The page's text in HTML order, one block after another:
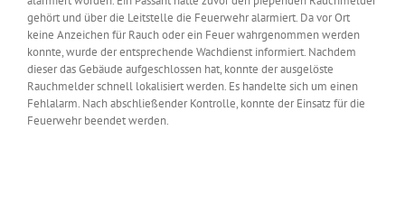
gehört und über die Leitstelle die Feuerwehr alarmiert. Da vor Ort
keine Anzeichen für Rauch oder ein Feuer wahrgenommen werden
konnte, wurde der entsprechende Wachdienst informiert. Nachdem
dieser das Gebäude aufgeschlossen hat, konnte der ausgelöste
Rauchmelder schnell lokalisiert werden. Es handelte sich um einen
Fehlalarm. Nach abschließender Kontrolle, konnte der Einsatz für die
Feuerwehr beendet werden.